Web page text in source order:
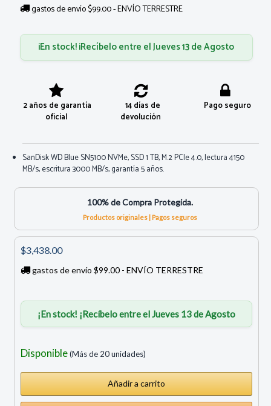
gastos de envío $99.00 - ENVÍO TERRESTRE
¡En stock! ¡Recíbelo entre el Jueves 13 de Agosto
2 años de garantía
oficial
14 días de
devolución
Pago seguro
SanDisk WD Blue SN5100 NVMe, SSD 1 TB, M.2 PCIe 4.0, lectura 4150
MB/s, escritura 3000 MB/s, garantía 5 años.
100% de Compra Protegida.
Productos originales | Pagos seguros
$3,438.00
gastos de envío $99.00 - ENVÍO TERRESTRE
¡En stock! ¡Recíbelo entre el Jueves 13 de Agosto
Disponible(Más de 20 unidades)